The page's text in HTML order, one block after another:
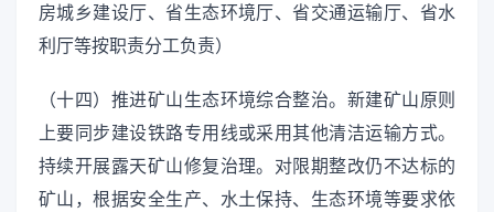
房城乡建设厅、省生态环境厅、省交通运输厅、省水
利厅等按职责分工负责）
（十四）推进矿山生态环境综合整治。新建矿山原则
上要同步建设铁路专用线或采用其他清洁运输方式。
持续开展露天矿山修复治理。对限期整改仍不达标的
矿山，根据安全生产、水土保持、生态环境等要求依